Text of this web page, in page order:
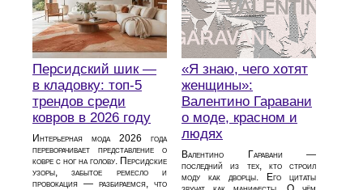
Персидский шик —
в кладовку: топ-5
трендов среди
ковров в 2026 году
Интерьерная мода 2026 года
переворачивает представление о
ковре с ног на голову. Персидские
узоры, забытое ремесло и
провокация — разбираемся, что
«Я знаю, чего хотят
женщины»:
Валентино Гаравани
о моде, красном и
людях
Валентино Гаравани —
последний из тех, кто строил
моду как дворцы. Его цитаты